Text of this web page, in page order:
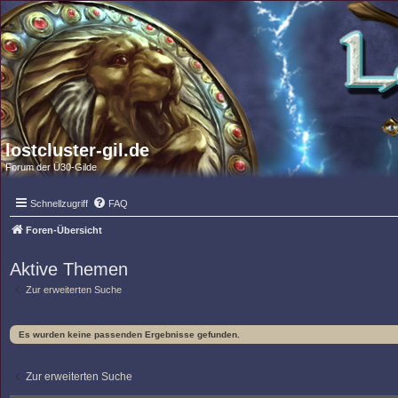
lostcluster-gil.de
Forum der Ü30-Gilde
Schnellzugriff FAQ
Foren-Übersicht
Aktive Themen
Zur erweiterten Suche
Es wurden keine passenden Ergebnisse gefunden.
Zur erweiterten Suche